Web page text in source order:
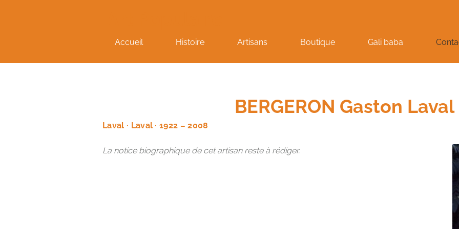
Accueil Histoire Artisans Boutique Gali baba
BERGERON Gaston Laval
Laval · Laval · 1922 – 2008
La notice biographique de cet artisan reste à rédiger.